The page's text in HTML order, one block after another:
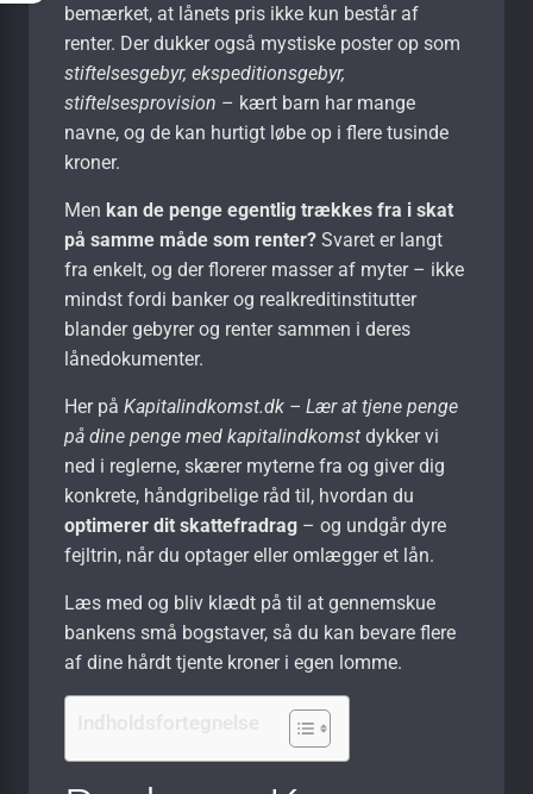
bemærket, at lånets pris ikke kun består af
renter. Der dukker også mystiske poster op som
stiftelsesgebyr, ekspeditionsgebyr,
stiftelsesprovision – kært barn har mange
navne, og de kan hurtigt løbe op i flere tusinde
kroner.
Men kan de penge egentlig trækkes fra i skat
på samme måde som renter? Svaret er langt
fra enkelt, og der florerer masser af myter – ikke
mindst fordi banker og realkreditinstitutter
blander gebyrer og renter sammen i deres
lånedokumenter.
Her på Kapitalindkomst.dk – Lær at tjene penge
på dine penge med kapitalindkomst dykker vi
ned i reglerne, skærer myterne fra og giver dig
konkrete, håndgribelige råd til, hvordan du
optimerer dit skattefradrag – og undgår dyre
fejltrin, når du optager eller omlægger et lån.
Læs med og bliv klædt på til at gennemskue
bankens små bogstaver, så du kan bevare flere
af dine hårdt tjente kroner i egen lomme.